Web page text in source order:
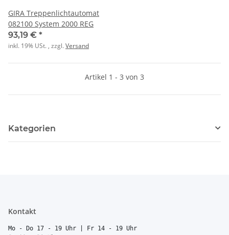
GIRA Treppenlichtautomat
082100 System 2000 REG
93,19 € *
inkl. 19% USt. , zzgl.Versand
Artikel 1 - 3 von 3
Kategorien
Kontakt
Mo - Do 17 - 19 Uhr | Fr 14 - 19 Uhr